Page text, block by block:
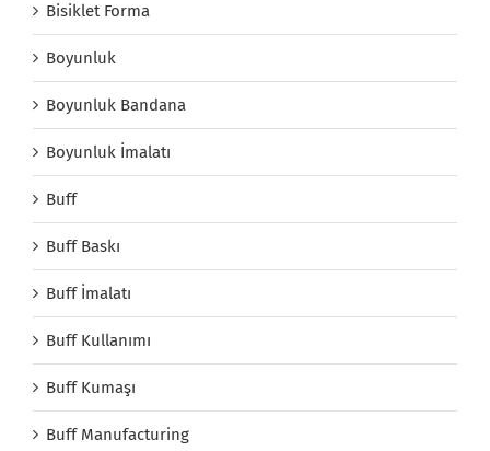
Bisiklet Forma
Boyunluk
Boyunluk Bandana
Boyunluk İmalatı
Buff
Buff Baskı
Buff İmalatı
Buff Kullanımı
Buff Kumaşı
Buff Manufacturing